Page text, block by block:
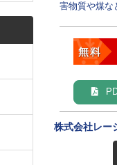
害物質や煤な
株式会社レー